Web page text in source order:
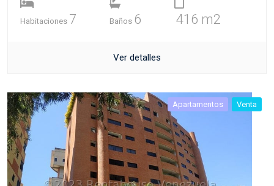
Habitaciones 7 Baños 6 416 m2
Ver detalles
Apartamentos Venta